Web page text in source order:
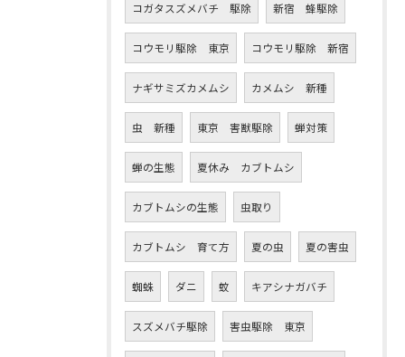
コガタスズメバチ 駆除 新宿 蜂駆除
コウモリ駆除 東京 コウモリ駆除 新宿
ナギサミズカメムシ カメムシ 新種
虫 新種 東京 害獣駆除 蝉対策
蝉の生態 夏休み カブトムシ
カブトムシの生態 虫取り
カブトムシ 育て方 夏の虫 夏の害虫
蜘蛛 ダニ 蚊 キアシナガバチ
スズメバチ駆除 害虫駆除 東京